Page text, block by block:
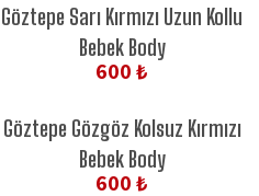
Göztepe Sarı Kırmızı Uzun Kollu
Bebek Body
600 ₺
Göztepe Gözgöz Kolsuz Kırmızı
Bebek Body
600 ₺